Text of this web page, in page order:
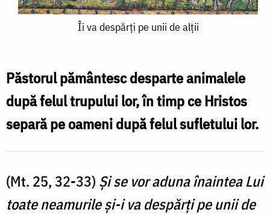
despărți
pe
unii
de
alții
Îi va despărți pe unii de alții
Păstorul pământesc desparte animalele
după felul trupului lor, în timp ce Hristos
separă pe oameni după felul sufletului lor.
(Mt. 25, 32-33) Şi se vor aduna înaintea Lui
toate neamurile şi-i va despărţi pe unii de